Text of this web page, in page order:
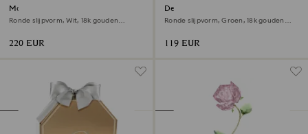
Matrix Tennisarmband
Ronde slijpvorm, Wit, ‎18k gouden
220 EUR
Dextera armband
Ronde slijpvorm, Groen, ‎18k gouden
119 EUR